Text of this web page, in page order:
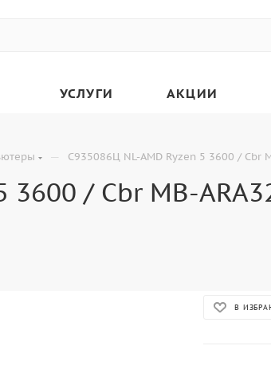
УСЛУГИ АКЦИИ
— C935086Ц NL-AMD Ryzen 5 3600 / Cbr
/ Cbr MB-
В